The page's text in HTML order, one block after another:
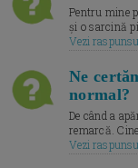
Pentru mine
și o sarcină
Vezi
Ne
normal?
De când a
remarcă.
Vezi